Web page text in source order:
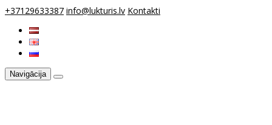
+37129633387 info@lukturis.lv Kontakti
Navigācija